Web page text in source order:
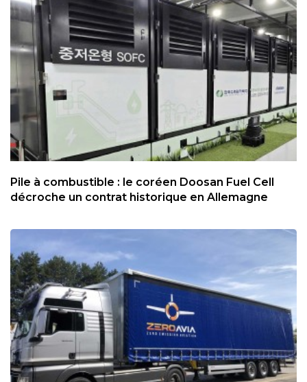
Pile à combustible : le coréen Doosan Fuel Cell
décroche un contrat historique en Allemagne